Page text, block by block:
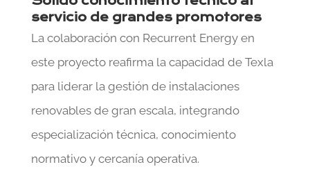
servicio de grandes promotores
La colaboración con Recurrent Energy en
este proyecto reafirma la capacidad de Texla
para liderar la gestión de instalaciones
renovables de gran escala, integrando
especialización técnica, conocimiento
normativo y cercanía operativa.